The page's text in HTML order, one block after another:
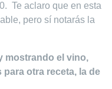
Te aclaro que en esta
pero sí notarás la
mostrando el vino,
otra receta, la de